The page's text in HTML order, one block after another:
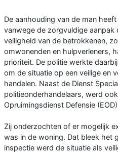
De aanhouding van de man
vanwege de zorgvuldige aanpak
veiligheid van de betrokkenen,
omwonenden en hulpverleners,
prioriteit. De politie werkte
om de situatie op een veilige en
handelen. Naast de Dienst
politieonderhandelaars, werd
Opruimingsdienst Defensie
Zij onderzochten of er mogelijk
was in de woning. Dat bleek het
inspectie werd de situatie als